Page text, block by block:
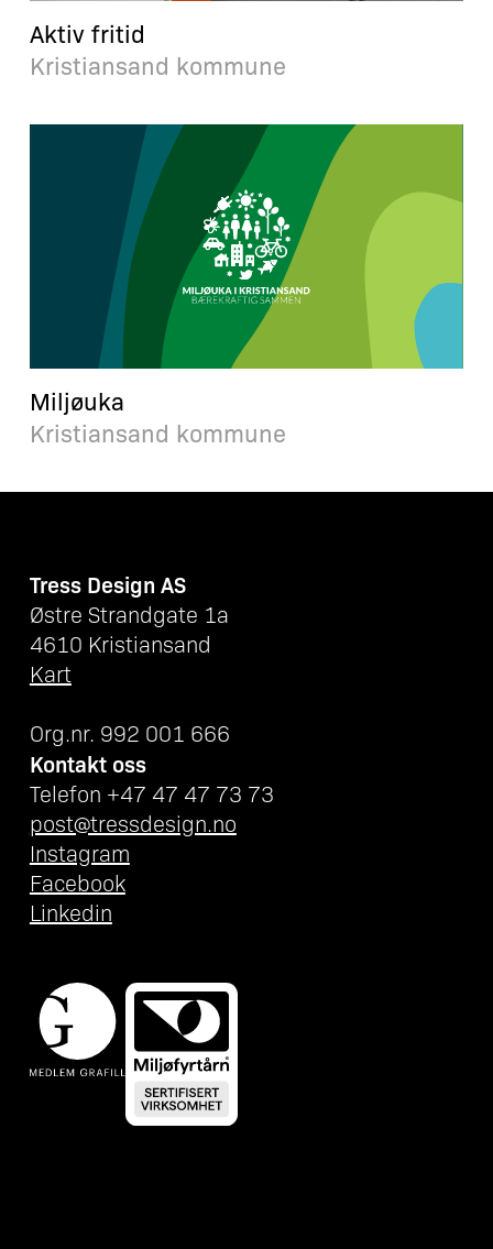
Aktiv fritid
Kristiansand kommune
Miljøuka
Kristiansand kommune
Tress Design AS
Østre Strandgate 1a
4610 Kristiansand
Kart
Org.nr. 992 001 666
Kontakt oss
Telefon +47 47 47 73 73
post@tressdesign.no
Instagram
Facebook
Linkedin